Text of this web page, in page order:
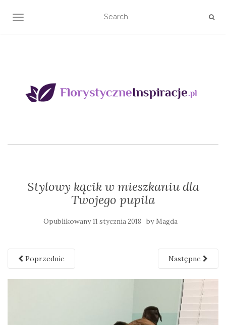
TOGGLE NAVIGATION
Stylowy kącik w mieszkaniu dla
Twojego pupila
Opublikowany11 stycznia 2018 by Magda
Poprzednie Następne